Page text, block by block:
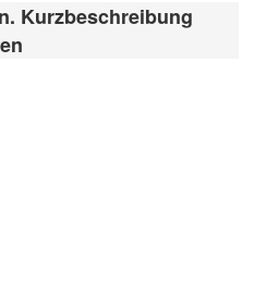
Kurzbeschreibung